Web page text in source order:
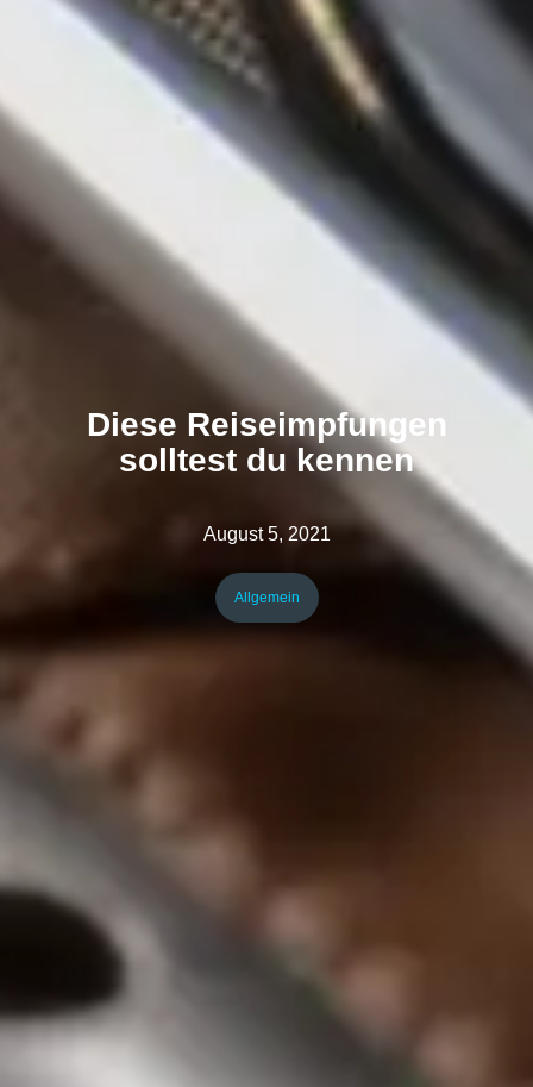
Diese Reiseimpfungen
solltest du kennen
August 5, 2021
Allgemein